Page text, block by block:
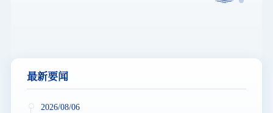
最新要闻
2026/08/06